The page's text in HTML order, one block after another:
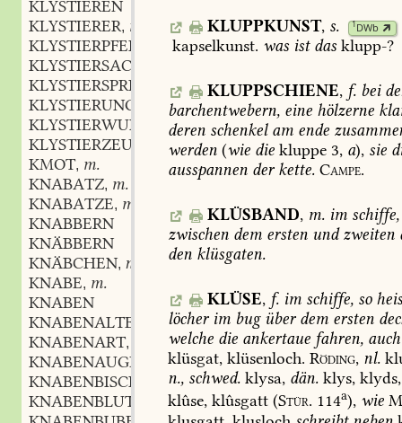
KLYSTIEREN
KLYSTIERER, m.
KLYSTIERPFEIFE
KLYSTIERSACK
KLYSTIERSPRITZE
f.
KLYSTIERUNG
KLYSTIERWURZ
KLYSTIERZEUG
KMOT, m.
KNABATZ, m.
KNABATZE, m.
KNABBERN
KNÄBBERN
KNÄBCHEN, n.
KNABE, m.
KNABEN
KNABENALTER
KNABENART,
KNABENAUGE
KNABENBISCHOF
m.
KNABENBLUT
KLUPPKUNST, s. 1DWb
kapselkunst. was istdas klupp-?
KLUPPSCHIENE, f. bei
barchentwebern, eine hölzerne
deren schenkelam ende
werden (wie die kluppe 3, a), sie
ausspannen derkette. Campe.
KLÜSBAND, m. imschiffe,
zwischen dem ersten undzweiten
den klüsgaten.
KLÜSE, f. imschiffe,so
löcherim bugüberdem ersten
welche die ankertaue fahren, auch
klüsgat, klüsenloch. Röding, nl.
n., schwed. klysa, dän. klys, klyds,
klûse, klûsgatt (Stür. 114a), wie